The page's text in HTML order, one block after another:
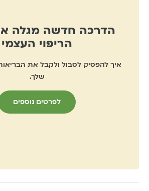
הדרכה חדשה מגלה
הריפוי העצמי
איך להפסיק לסבול ולקבל את
שלך.
לפרטים נוספים